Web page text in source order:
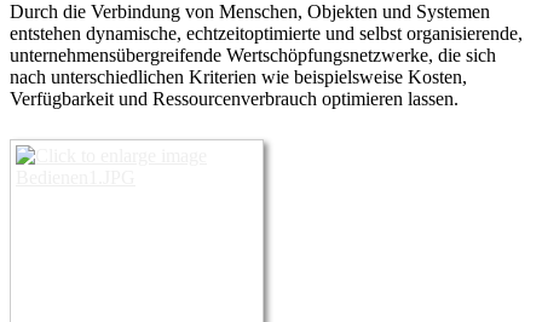
Durch die Verbindung von Menschen, Objekten und Systemen
entstehen dynamische, echtzeitoptimierte und selbst organisierende,
unternehmensübergreifende Wertschöpfungsnetzwerke, die sich
nach unterschiedlichen Kriterien wie beispielsweise Kosten,
Verfügbarkeit und Ressourcenverbrauch optimieren lassen.